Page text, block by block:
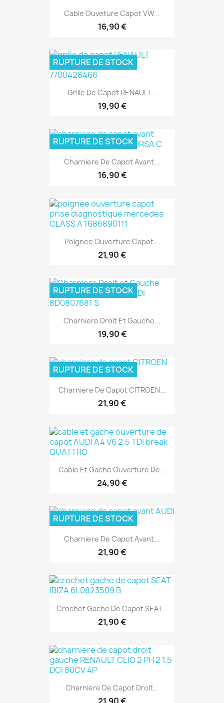
Cable Ouveture Capot VW...
16,90 €
Grille De Capot RENAULT...
19,90 €
RUPTURE DE STOCK
Charniere De Capot Avant...
16,90 €
RUPTURE DE STOCK
Poignee Ouverture Capot...
21,90 €
Charniere Droit Et Gauche...
19,90 €
RUPTURE DE STOCK
Charniere De Capot CITROEN...
21,90 €
RUPTURE DE STOCK
Cable Et Gache Ouverture De...
24,90 €
Charniere De Capot Avant...
21,90 €
RUPTURE DE STOCK
Crochet Gache De Capot SEAT...
21,90 €
Charniere De Capot Droit...